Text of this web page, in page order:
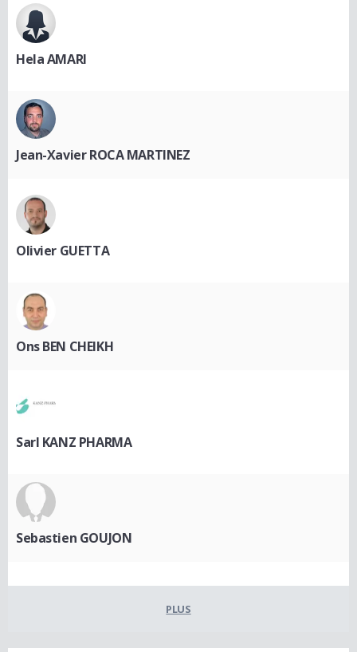
Hela AMARI
Jean-Xavier ROCA MARTINEZ
Olivier GUETTA
Ons BEN CHEIKH
Sarl KANZ PHARMA
Sebastien GOUJON
PLUS